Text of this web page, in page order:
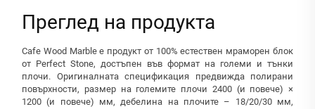
Преглед на продукта
Cafe Wood Marble е продукт от 100% естествен мраморен блок
от Perfect Stone, достъпен във формат на големи и тънки
плочи. Оригиналната спецификация предвижда полирани
повърхности, размер на големите плочи 2400 (и повече) ×
1200 (и повече) мм, дебелина на плочите – 18/20/30 мм,